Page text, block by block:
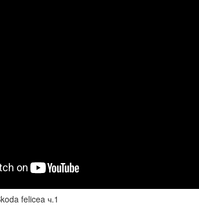
felicea ч.1